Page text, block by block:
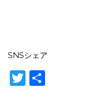
SNSシェア
T